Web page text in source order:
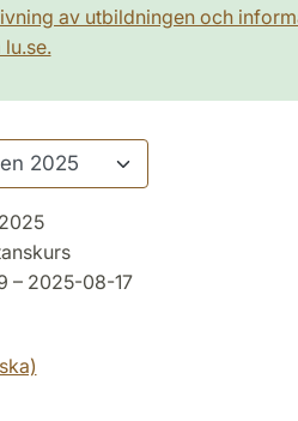
av utbildningen och
– 2025-08-17